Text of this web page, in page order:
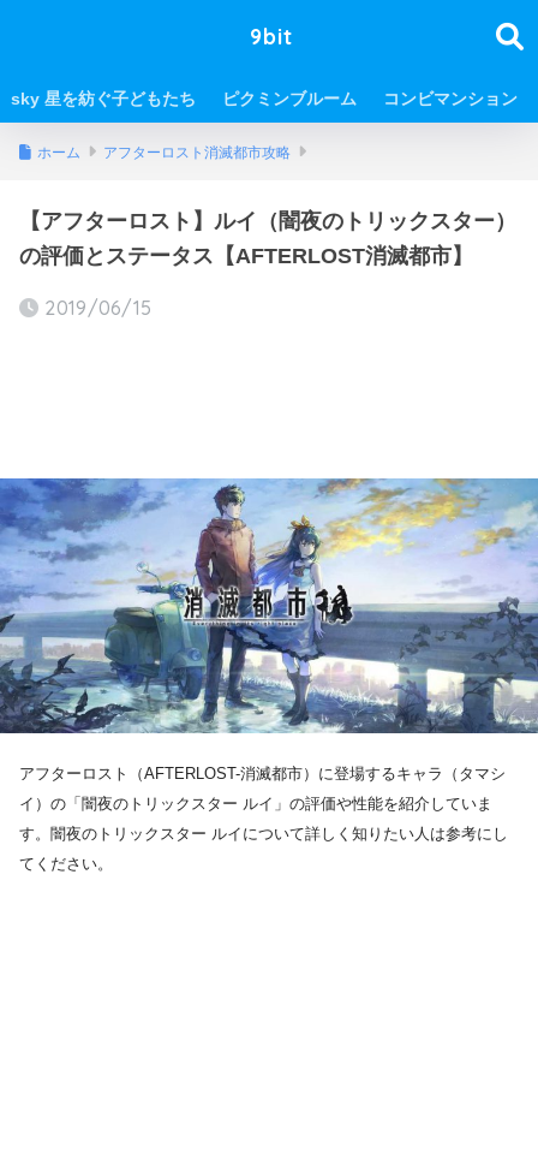
9bit
sky 星を紡ぐ子どもたち ピクミンブルーム コンビマンション
ホーム アフターロスト消滅都市攻略
【アフターロスト】ルイ（闇夜のトリックスター）
の評価とステータス【AFTERLOST消滅都市】
2019/06/15
アフターロスト（AFTERLOST-消滅都市）に登場するキャラ（タマシ
イ）の「闇夜のトリックスター ルイ」の評価や性能を紹介していま
す。闇夜のトリックスター ルイについて詳しく知りたい人は参考にし
てください。